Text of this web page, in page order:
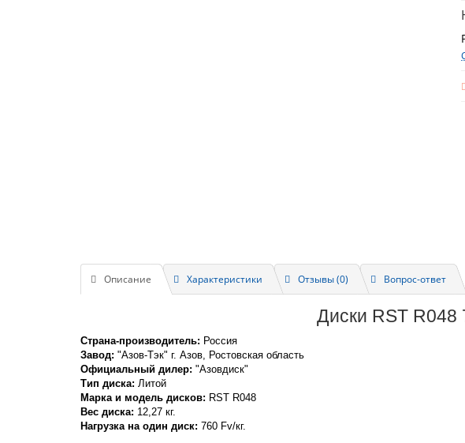
Описание Характеристики Отзывы (0) Вопрос-ответ
Диски RST R048
Страна-производитель: Россия
Завод: "Азов-Тэк" г. Азов, Ростовская область
Официальный дилер: "Азовдиск"
Тип диска: Литой
Марка и модель дисков: RST R048
Вес диска: 12,27 кг.
Нагрузка на один диск: 760 Fv/кг.